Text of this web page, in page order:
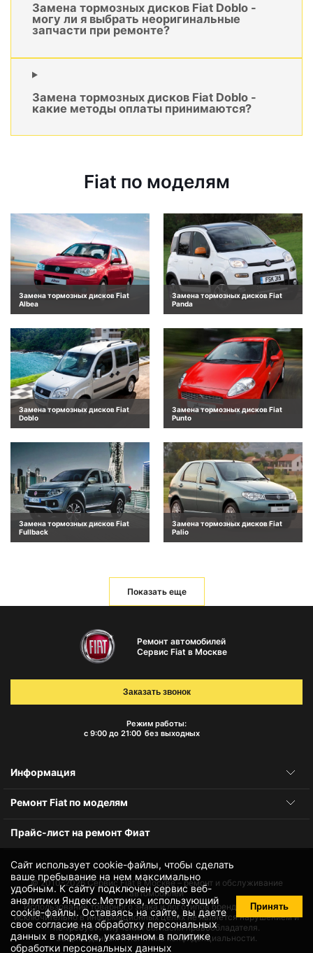
Замена тормозных дисков Fiat Doblo -
могу ли я выбрать неоригинальные
запчасти при ремонте?
Замена тормозных дисков Fiat Doblo -
какие методы оплаты принимаются?
Fiat по моделям
Замена тормозных дисков Fiat
Albea
Замена тормозных дисков Fiat
Panda
Замена тормозных дисков Fiat
Doblo
Замена тормозных дисков Fiat
Punto
Замена тормозных дисков Fiat
Fullback
Замена тормозных дисков Fiat
Palio
Показать еще
Сайт использует cookie-файлы, чтобы сделать
ваше пребывание на нем максимально
удобным. К cайту подключен сервис веб-
аналитики Яндекс.Метрика, использующий
cookie-файлы. Оставаясь на сайте, вы даете
своесогласие на обработку персональных
данных в порядке, указанном в политике
обработки персональных данных
Принять
Ремонт автомобилей
Сервис Fiat в Москве
Режим работы:
с 9:00 до 21:00 без выходных
Заказать звонок
Информация
Ремонт Fiat по моделям
Прайс-лист на ремонт Фиат
© 2010-2026Сервис Fiat в Москве – ремонт и обслуживание
автомобилей
Использование товарного знака и логотипов бренда происходит
исключительно в информационных целях не является нарушением и
не требует получения согласия правообладателя.
Защита данных и политика конфиденциальности.